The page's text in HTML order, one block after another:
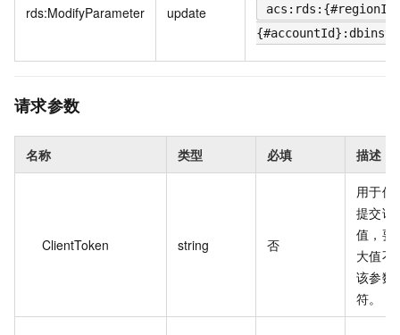
rds:ModifyParameter update
请求参数
名称 类型 必填 描述
ClientToken string 否
用于保
提交请
值，要
大值不
该参数
符。